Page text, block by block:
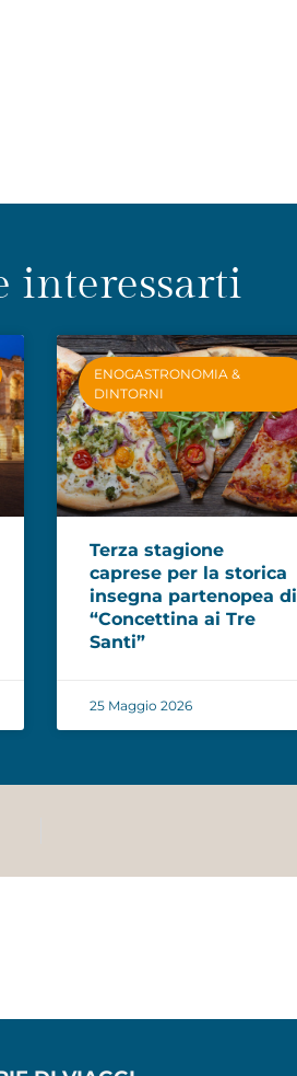
interessarti
ENOGASTRONOMIA &
DINTORNI
Terza stagione
caprese per la storica
insegna partenopea di
“Concettina ai Tre
Santi”
25 Maggio 2026